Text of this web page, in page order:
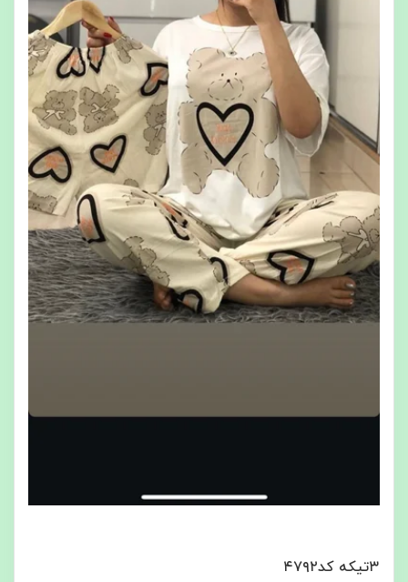
۳تیکه کد۴۷۹۲